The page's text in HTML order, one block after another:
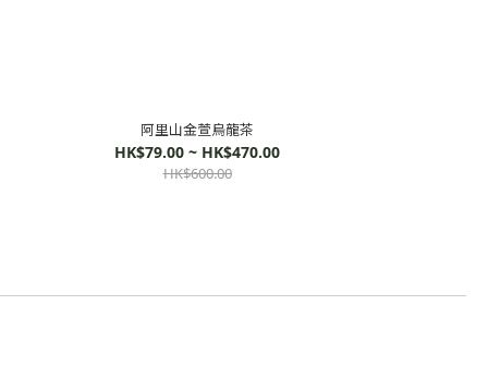
阿里山金萱烏龍茶
HK$79.00 ~ HK$470.00
HK$600.00